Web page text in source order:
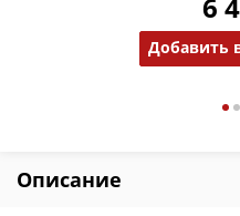
Добавить
Описание